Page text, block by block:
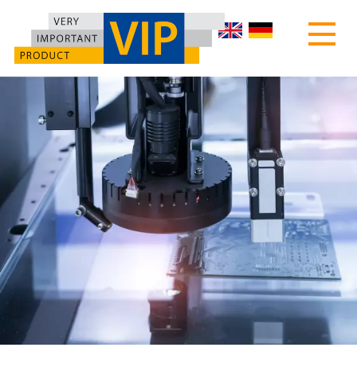
HOME
ÜBER UNS
PRODUKTE
MOTEC DREHTISCH
SONDERMASCHINEN